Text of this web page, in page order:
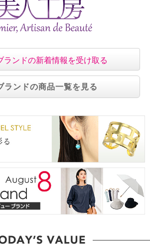
ランドの新着情報を受け取る
ランドの商品一覧を見る